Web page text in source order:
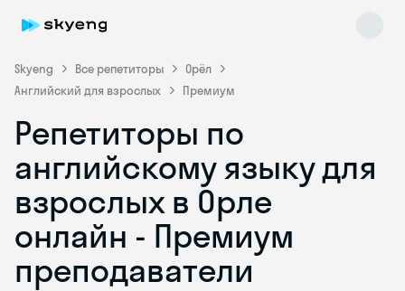
Skyeng Все репетиторы
Орёл
Английский для взрослых
Премиум
Репетиторы по
английскому языку для
взрослых в Орле
онлайн - Премиум
преподаватели
Skyeng Chat